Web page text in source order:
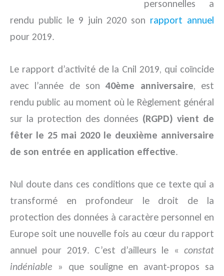
personnelles a
rendu public le 9 juin 2020 son rapport annuel
pour 2019.
Le rapport d’activité de la Cnil 2019, qui coïncide
avec l’année de son40ème anniversaire, est
rendu public au moment où le Règlement général
sur la protection des données (RGPD) vient de
fêter le 25 mai 2020 le deuxième anniversaire
de son entrée en application effective.
Nul doute dans ces conditions que ce texte qui a
transformé en profondeur le droit de la
protection des données à caractère personnel en
Europe soit une nouvelle fois au cœur du rapport
annuel pour 2019. C’est d’ailleurs le « constat
indéniable » que souligne en avant-propos sa